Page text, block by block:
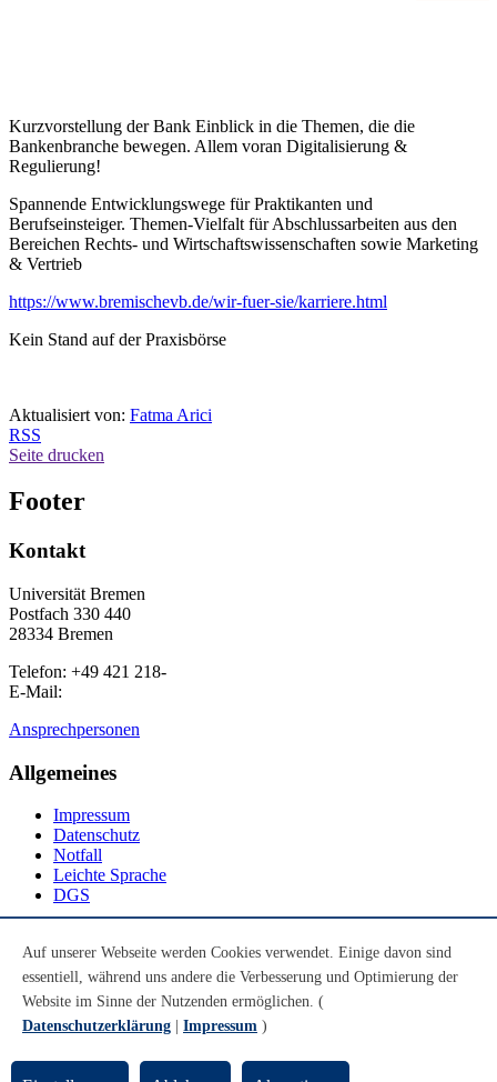
Kurzvorstellung der Bank Einblick in die Themen, die die
Bankenbranche bewegen. Allem voran Digitalisierung &
Regulierung!
Spannende Entwicklungswege für Praktikanten und
Berufseinsteiger. Themen-Vielfalt für Abschlussarbeiten aus den
Bereichen Rechts- und Wirtschaftswissenschaften sowie Marketing
& Vertrieb
https://www.bremischevb.de/wir-fuer-sie/karriere.html
Kein Stand auf der Praxisbörse
Aktualisiert von: Fatma Arici
RSS
Seite drucken
Footer
Kontakt
Universität Bremen
Postfach 330 440
28334 Bremen
Telefon: +49 421 218-
E-Mail:
Ansprechpersonen
Allgemeines
Impressum
Datenschutz
Notfall
Leichte Sprache
DGS
Youtube
Instagram
LinkedIn
Auf unserer Webseite werden Cookies verwendet. Einige davon sind
essentiell, während uns andere die Verbesserung und Optimierung der
Website im Sinne der Nutzenden ermöglichen. (
Datenschutzerklärung
Impressum )